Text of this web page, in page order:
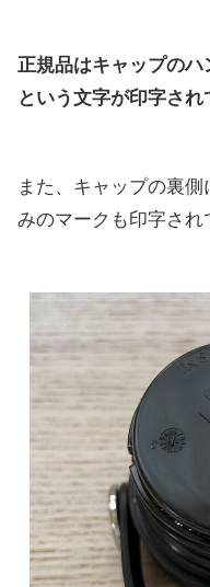
正規品はキャップのハ
という文字が印字され
また、キャップの裏
みのマークも印字され